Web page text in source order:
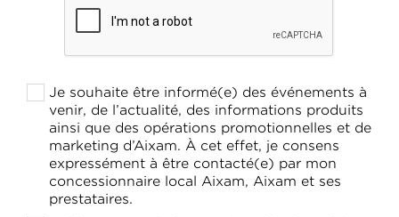
Je souhaite être informé(e) des événements à
venir, de l’actualité, des informations produits
ainsi que des opérations promotionnelles et de
marketing d’Aixam. À cet effet, je consens
expressément à être contacté(e) par mon
concessionnaire local Aixam, Aixam et ses
prestataires.